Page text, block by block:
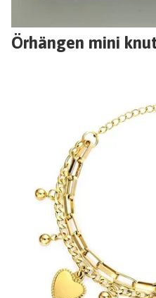
Örhängen mini